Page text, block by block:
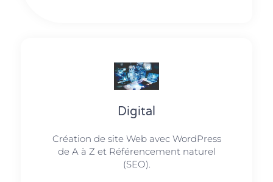
Digital
Création de site Web avec WordPress
de A à Z et Référencement naturel
(SEO).